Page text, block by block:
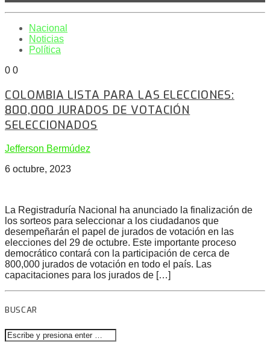
Nacional
Noticias
Política
0 0
COLOMBIA LISTA PARA LAS ELECCIONES:
800,000 JURADOS DE VOTACIÓN
SELECCIONADOS
Jefferson Bermúdez
6 octubre, 2023
La Registraduría Nacional ha anunciado la finalización de
los sorteos para seleccionar a los ciudadanos que
desempeñarán el papel de jurados de votación en las
elecciones del 29 de octubre. Este importante proceso
democrático contará con la participación de cerca de
800,000 jurados de votación en todo el país. Las
capacitaciones para los jurados de […]
BUSCAR